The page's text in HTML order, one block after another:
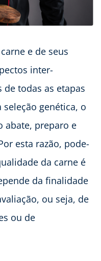
e de seus
inter-
todas as etapas
genética, o
abate, preparo e
esta razão, pode-
da carne é
da finalidade
ou seja, de
ou de